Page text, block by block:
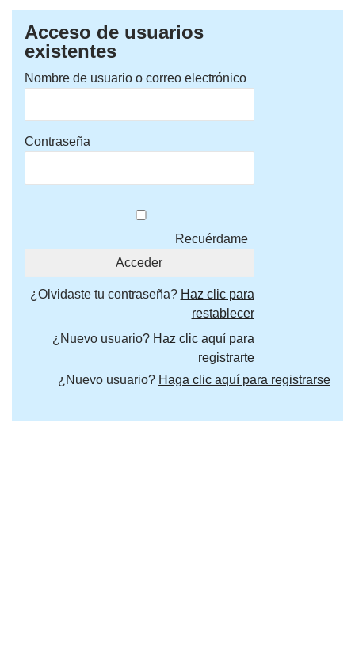
Acceso de usuarios
existentes
Nombre de usuario o correo electrónico
Contraseña
Recuérdame
¿Olvidaste tu contraseña? Haz clic para
restablecer
¿Nuevo usuario? Haz clic aquí para
registrarte
¿Nuevo usuario? Haga clic aquí para registrarse